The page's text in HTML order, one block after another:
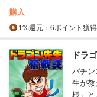
購入
1%還元 ：6ポイント獲得
ドラ
パチ
生が
様」